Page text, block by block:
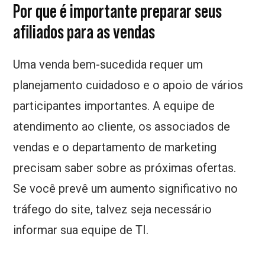
Por que é importante preparar seus
afiliados para as vendas
Uma venda bem-sucedida requer um
planejamento cuidadoso e o apoio de vários
participantes importantes. A equipe de
atendimento ao cliente, os associados de
vendas e o departamento de marketing
precisam saber sobre as próximas ofertas.
Se você prevê um aumento significativo no
tráfego do site, talvez seja necessário
informar sua equipe de TI.